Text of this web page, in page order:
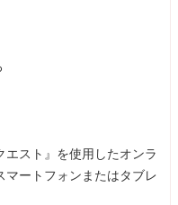
スト』を使用したオンラ
マートフォンまたはタブレ